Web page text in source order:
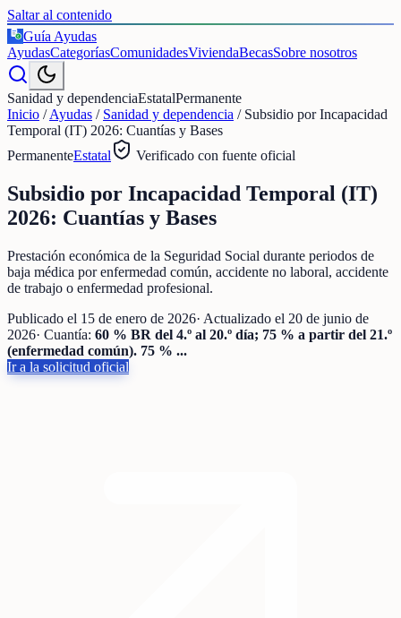
Saltar al contenido
€
Guía Ayudas
AyudasCategoríasComunidadesViviendaBecasSobre nosotros
Sanidad y dependenciaEstatalPermanente
Inicio /Ayudas / Sanidad y dependencia / Subsidio por Incapacidad
Temporal (IT) 2026: Cuantías y Bases
PermanenteEstatal Verificado con fuente oficial
Subsidio por Incapacidad Temporal (IT)
2026: Cuantías y Bases
Prestación económica de la Seguridad Social durante periodos de
baja médica por enfermedad común, accidente no laboral, accidente
de trabajo o enfermedad profesional.
Publicado el 15 de enero de 2026· Actualizado el 20 de junio de
2026· Cuantía: 60 % BR del 4.º al 20.º día; 75 % a partir del 21.º
(enfermedad común). 75 % ...
Ir a la solicitud oficial